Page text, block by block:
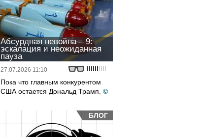
Абсурдная невойна – 9:
эскалация и неожиданная
пауза
27.07.2026 11:10
Пока что главным конкурентом
США остается Дональд Трамп. ©
БЛОГ